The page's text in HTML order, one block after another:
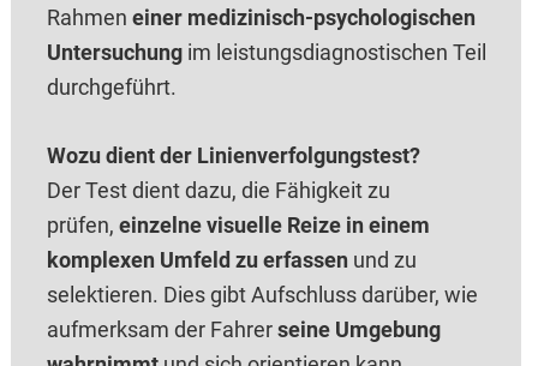
Rahmen einer medizinisch-psychologischen
Untersuchungim leistungsdiagnostischen Teil
durchgeführt.
Wozu dient der Linienverfolgungstest?
Der Test dient dazu, die Fähigkeit zu
prüfen, einzelne visuelle Reize in einem
komplexen Umfeld zu erfassen und zu
selektieren. Dies gibt Aufschluss darüber, wie
aufmerksam der Fahrerseine Umgebung